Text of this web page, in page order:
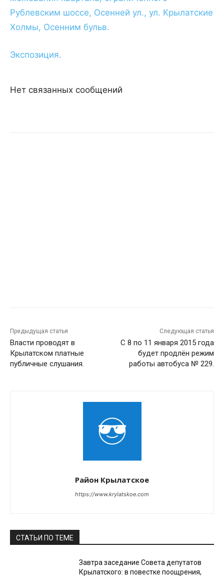
Рублевским шоссе, Осенней ул., ул. Крылатские
Холмы, Осенним бульв.
Экспозиция.
Нет связанных сообщений
Предыдущая статья
Власти проводят в
Крылатском платные
публичные слушания.
Следующая статья
C 8 по 11 января 2015 года
будет продлён режим
работы автобуса № 229.
Район Крылатское
https://www.krylatskoe.com
СТАТЬИ ПО ТЕМЕ
Завтра заседание Совета депутатов
Крылатского: в повестке поощрения,